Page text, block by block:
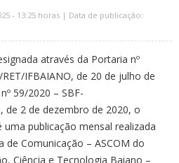
- 13:25 horas | Data de publicação:
através da Portaria nº
IFBAIANO, de 20 de julho de
59/2020 – SBF-
de 2 de dezembro de 2020, o
publicação mensal realizada
de Comunicação – ASCOM do
Ciência e Tecnologia Baiano –